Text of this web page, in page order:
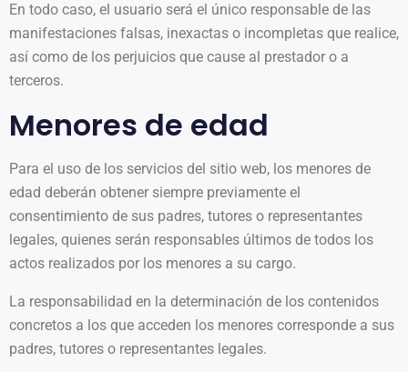
En todo caso, el usuario será el único responsable de las
manifestaciones falsas, inexactas o incompletas que realice,
así como de los perjuicios que cause al prestador o a
terceros.
Menores de edad
Para el uso de los servicios del sitio web, los menores de
edad deberán obtener siempre previamente el
consentimiento de sus padres, tutores o representantes
legales, quienes serán responsables últimos de todos los
actos realizados por los menores a su cargo.
La responsabilidad en la determinación de los contenidos
concretos a los que acceden los menores corresponde a sus
padres, tutores o representantes legales.